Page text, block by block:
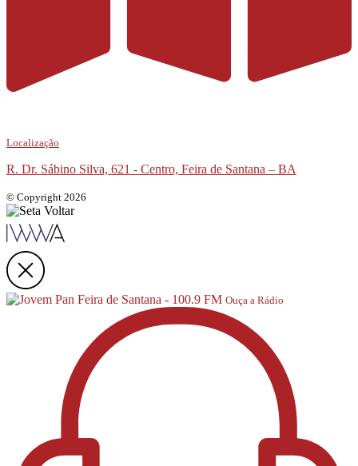
Localização
R. Dr. Sábino Silva, 621 - Centro, Feira de Santana – BA
© Copyright 2026
Ouça a Rádio